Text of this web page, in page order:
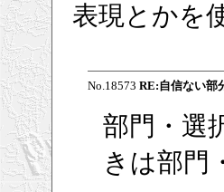
表現とかを
No.18573 RE:自信ない部
部門・選
きは部門